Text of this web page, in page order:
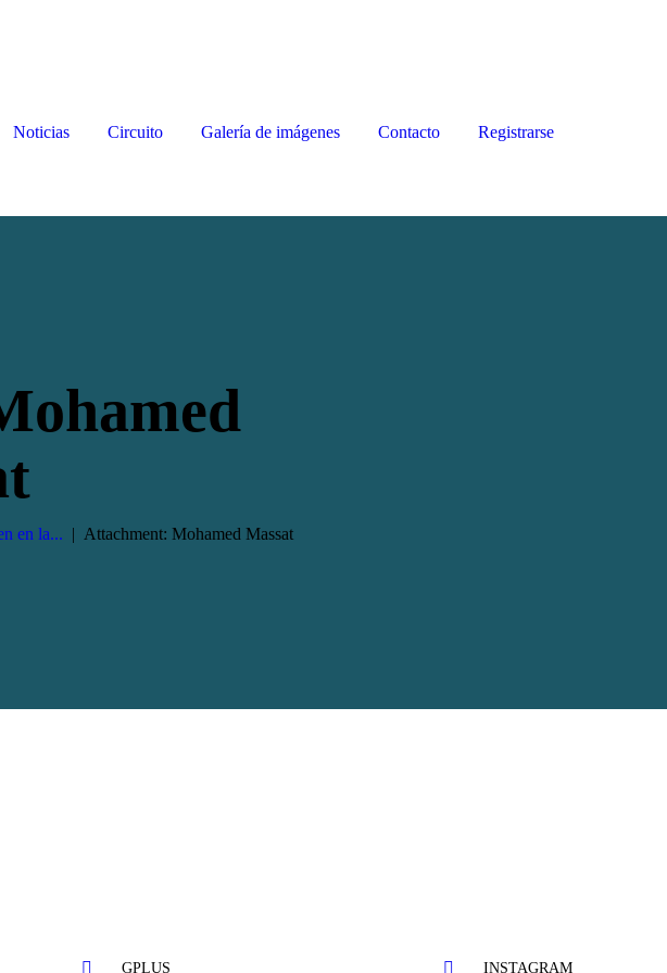
Noticias Circuito Galería de imágenes Contacto Registrarse
en la... Attachment: Mohamed Massat
GPLUS INSTAGRAM